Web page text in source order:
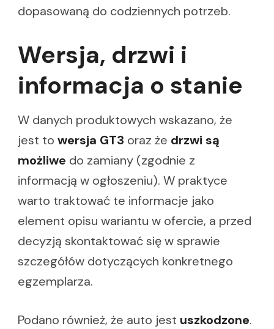
dopasowaną do codziennych potrzeb.
Wersja, drzwi i
informacja o stanie
W danych produktowych wskazano, że
jest to wersja GT3 oraz że drzwi są
możliwe do zamiany (zgodnie z
informacją w ogłoszeniu). W praktyce
warto traktować te informacje jako
element opisu wariantu w ofercie, a przed
decyzją skontaktować się w sprawie
szczegółów dotyczących konkretnego
egzemplarza.
Podano również, że auto jest uszkodzone.